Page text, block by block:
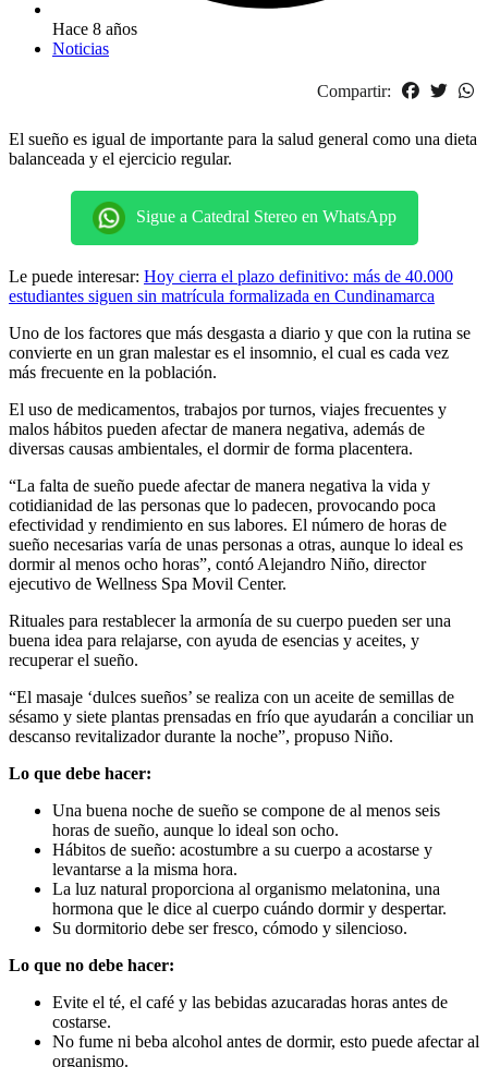
Hace 8 años
Noticias
Compartir:
El sueño es igual de importante para la salud general como una dieta
balanceada y el ejercicio regular.
Sigue a Catedral Stereo en WhatsApp
Le puede interesar: Hoy cierra el plazo definitivo: más de 40.000
estudiantes siguen sin matrícula formalizada en Cundinamarca
Uno de los factores que más desgasta a diario y que con la rutina se
convierte en un gran malestar es el insomnio, el cual es cada vez
más frecuente en la población.
El uso de medicamentos, trabajos por turnos, viajes frecuentes y
malos hábitos pueden afectar de manera negativa, además de
diversas causas ambientales, el dormir de forma placentera.
“La falta de sueño puede afectar de manera negativa la vida y
cotidianidad de las personas que lo padecen, provocando poca
efectividad y rendimiento en sus labores. El número de horas de
sueño necesarias varía de unas personas a otras, aunque lo ideal es
dormir al menos ocho horas”, contó Alejandro Niño, director
ejecutivo de Wellness Spa Movil Center.
Rituales para restablecer la armonía de su cuerpo pueden ser una
buena idea para relajarse, con ayuda de esencias y aceites, y
recuperar el sueño.
“El masaje ‘dulces sueños’ se realiza con un aceite de semillas de
sésamo y siete plantas prensadas en frío que ayudarán a conciliar un
descanso revitalizador durante la noche”, propuso Niño.
Lo que debe hacer:
Una buena noche de sueño se compone de al menos seis
horas de sueño, aunque lo ideal son ocho.
Hábitos de sueño: acostumbre a su cuerpo a acostarse y
levantarse a la misma hora.
La luz natural proporciona al organismo melatonina, una
hormona que le dice al cuerpo cuándo dormir y despertar.
Su dormitorio debe ser fresco, cómodo y silencioso.
Lo que no debe hacer:
Evite el té, el café y las bebidas azucaradas horas antes de
costarse.
No fume ni beba alcohol antes de dormir, esto puede afectar al
organismo.